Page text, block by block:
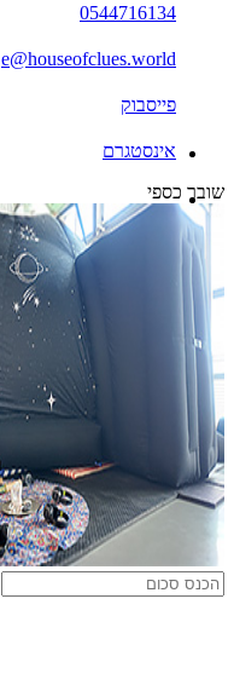
0544716134
e@houseofclues.world
פייסבוק
אינסטגרם
שובר כספי